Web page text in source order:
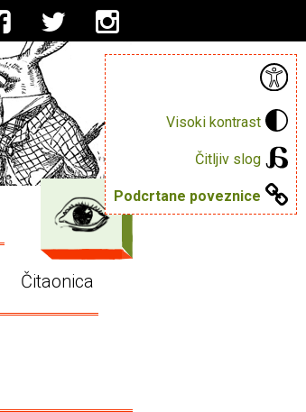
Visoki kontrast
Čitljiv slog
Podcrtane poveznice
Čitaonica